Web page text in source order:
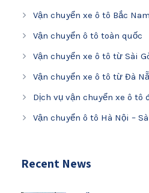
Vận chuyển xe ô tô Bắc Nam
Vận chuyển ô tô toàn quốc
Vận chuyển xe ô tô từ Sài
Vận chuyển xe ô tô từ Đà
Dịch vụ vận chuyển xe ô tô
Vận chuyển ô tô Hà Nội –
Recent News